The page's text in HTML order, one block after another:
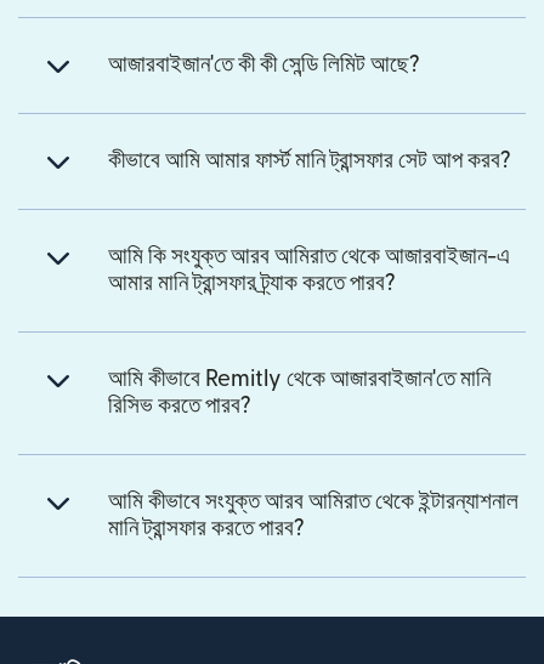
আজারবাইজান'তে কী কী সেন্ডি লিমিট আছে?
কীভাবে আমি আমার ফার্স্ট মানি ট্রান্সফার সেট আপ করব?
আমি কি সংযুক্ত আরব আমিরাত থেকে আজারবাইজান-এ
আমার মানি ট্রান্সফার ট্র্যাক করতে পারব?
আমি কীভাবে Remitly থেকে আজারবাইজান'তে মানি
রিসিভ করতে পারব?
আমি কীভাবে সংযুক্ত আরব আমিরাত থেকে ইন্টারন্যাশনাল
মানি ট্রান্সফার করতে পারব?